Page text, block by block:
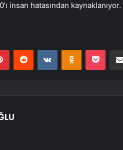
insan hatasından kaynaklanıyor.
PinterestReddit VKontakteOdnoklassniki
Pocket